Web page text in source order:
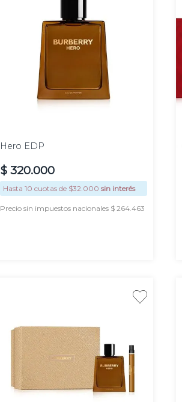
Hero EDP
$ 320.000
Hasta 10 cuotas de $32.000 sin interés
Precio sin impuestos nacionales $ 264.463